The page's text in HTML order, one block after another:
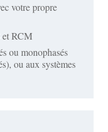
votre propre
RCM
ou monophasés
ou aux systèmes